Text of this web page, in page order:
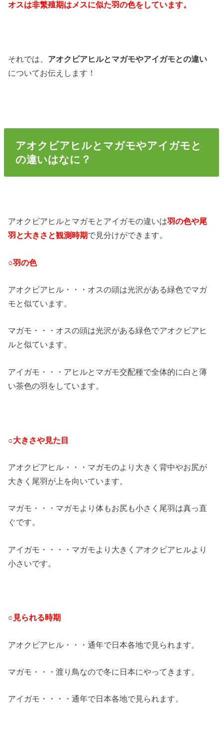
オスは非繁殖期はメスに似た羽の色をしています。
それでは、 アオクビアヒルとマガモやアイガモとの違い
についてお伝えします！
アオクビアヒルとマガモやアイガモと
の違いはなに？
アオクビアヒルとマガモとアイガモの違いは羽の色や尾
羽と大きさと観測時期で見分けができます。
○羽の色
アオクビアヒル・・・オスの頭は光沢がある緑色でマガ
モと似ています。
マガモ・・・オスの頭は光沢がある緑色でアオクビアヒ
ルと似ています。
アイガモ・・・アヒルとマガモ交配種で全体的に白と薄
い茶色の羽をしています。
○大きさや見た目
アオクビアヒル・・・マガモのより大きく背中やお尻が
大きく尾羽が上を向いています。
マガモ・・・マガモより体もお尻も小さく尾羽は真っ直
ぐです。
アイガモ・・・・マガモより大きくアオクビアヒルより
小さいです。
○見られる時期
アオクビアヒル・・・通年で日本各地で見られます。
マガモ・・・渡り鳥なので冬に日本にやってきます。
アイガモ・・・・通年で日本各地で見られます。